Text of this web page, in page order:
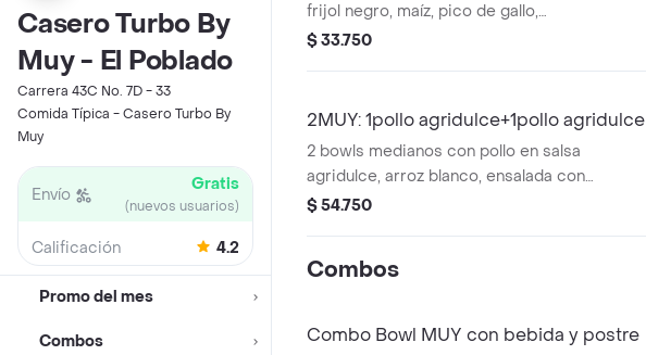
Casero Turbo By
Muy - El Poblado
Carrera 43C No. 7D - 33
Comida Típica - Casero Turbo By
Muy
Envío Gratis
(nuevos usuarios)
Calificación 4.2
Promo del mes
Combos
frijol negro, maíz, pico de gallo,
guacamole y arroz blanco en tortilla de
adicional.
$ 33.750
2MUY: 1pollo agridulce+1pollo agridulce
2 bowls medianos con pollo en salsa
agridulce, arroz blanco, ensalada con
lechuga y tomate, maíz, salsa MUY y
$ 54.750
Combos
Combo Bowl MUY con bebida y postre